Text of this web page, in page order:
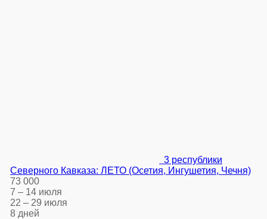
3 республики
Северного Кавказа: ЛЕТО (Осетия, Ингушетия, Чечня)
73 000
7 – 14 июля
22 – 29 июля
8 дней